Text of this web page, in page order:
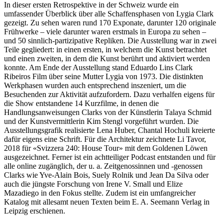
In dieser ersten Retrospektive in der Schweiz wurde ein
umfassender Überblick über alle Schaffensphasen von Lygia Clark
gezeigt. Zu sehen waren rund 170 Exponate, darunter 120 originale
Frühwerke – viele darunter waren erstmals in Europa zu sehen –
und 50 sinnlich-partizipative Repliken. Die Ausstellung war in zwei
Teile gegliedert: in einen ersten, in welchem die Kunst betrachtet
und einen zweiten, in dem die Kunst berührt und aktiviert werden
konnte. Am Ende der Ausstellung stand Eduardo Lins Clark
Ribeiros Film über seine Mutter Lygia von 1973. Die distinkten
Werkphasen wurden auch entsprechend inszeniert, um die
Besuchenden zur Aktivität aufzufordern. Dazu verhalfen eigens für
die Show entstandene 14 Kurzfilme, in denen die
Handlungsanweisungen Clarks von der Künstlerin Talaya Schmid
und der Kunstvermittlerin Kim Stengl vorgeführt wurden. Die
Ausstellungsgrafik realisierte Lena Huber, Chantal Hochuli kreierte
dafür eigens eine Schrift. Für die Architektur zeichnete Li Tavor,
2018 für «Svizzera 240: House Tour» mit dem Goldenen Löwen
ausgezeichnet. Ferner ist ein achtteiliger Podcast entstanden und für
alle online zugänglich, der u. a. Zeitgenossinnen und -genossen
Clarks wie Yve-Alain Bois, Suely Rolnik und Jean Da Silva oder
auch die jüngste Forschung von Irene V. Small und Elize
Mazadiego in den Fokus stellte. Zudem ist ein umfangreicher
Katalog mit allesamt neuen Texten beim E. A. Seemann Verlag in
Leipzig erschienen.